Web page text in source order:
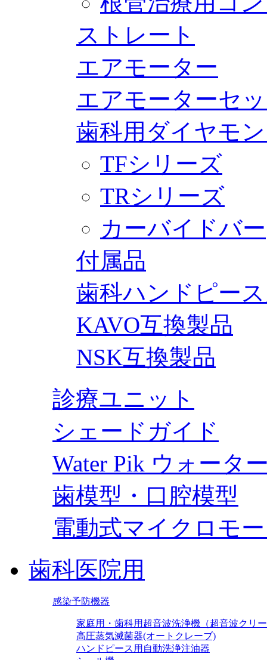
ストレート
エアモーター
エアモーターセ
歯科用ダイヤモ
TFシリーズ
TRシリーズ
カーバイドバー
付属品
歯科ハンドピー
KAVO互換製品
NSK互換製品
診療ユニット
シェードガイド
Water Pik ウォータ
歯模型・口腔模型
電動式マイクロモ
歯科医院用
感染予防機器
家庭用・歯科用超音波洗浄機（超音波クリ
高圧蒸気滅菌器(オートクレーブ)
ハンドピース用自動洗浄注油器